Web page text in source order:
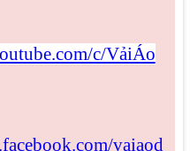
c/VảiÁo
vaiaod